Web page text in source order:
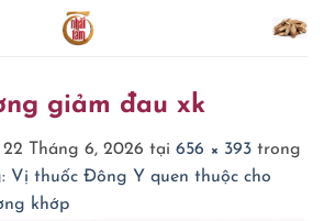
giảm đau xk
22 Tháng 6, 2026 tại 656 × 393 trong
Vị thuốc Đông Y quen thuộc cho
khớp